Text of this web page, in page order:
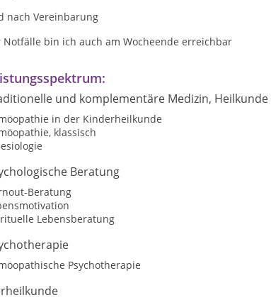
nach Vereinbarung
Notfälle bin ich auch am Wocheende erreichbar
und komplementäre Medizin, Heilkunde
in der Kinderheilkunde
klassisch
Beratung
Beratung
Lebensberatung
Psychotherapie